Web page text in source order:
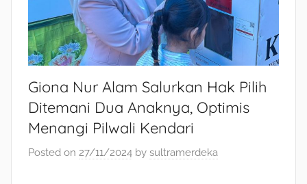
Giona Nur Alam Salurkan Hak Pilih
Ditemani Dua Anaknya, Optimis
Menangi Pilwali Kendari
Posted on 27/11/2024 by sultramerdeka